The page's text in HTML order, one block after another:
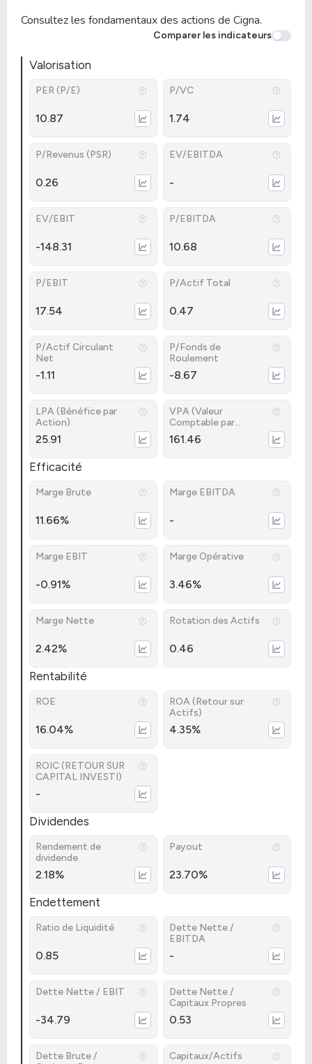
Consultez les fondamentaux des actions de Cigna.
Comparer les indicateurs
Valorisation
PER (P/E)
10.87
P/VC
1.74
P/Revenus (PSR)
0.26
EV/EBITDA
-
EV/EBIT
-148.31
P/EBITDA
10.68
P/EBIT
17.54
P/Actif Total
0.47
P/Actif Circulant
Net
-1.11
P/Fonds de
Roulement
-8.67
LPA (Bénéfice par
Action)
25.91
VPA (Valeur
Comptable par
Action)
161.46
Efficacité
Marge Brute
11.66%
Marge EBITDA
-
Marge EBIT
-0.91%
Marge Opérative
3.46%
Marge Nette
2.42%
Rotation des Actifs
0.46
Rentabilité
ROE
16.04%
ROA (Retour sur
Actifs)
4.35%
ROIC (RETOUR SUR
CAPITAL INVESTI)
-
Dividendes
Rendement de
dividende
2.18%
Payout
23.70%
Endettement
Ratio de Liquidité
0.85
Dette Nette /
EBITDA
-
Dette Nette / EBIT
-34.79
Dette Nette /
Capitaux Propres
0.53
Dette Brute /
Capitaux/Actifs